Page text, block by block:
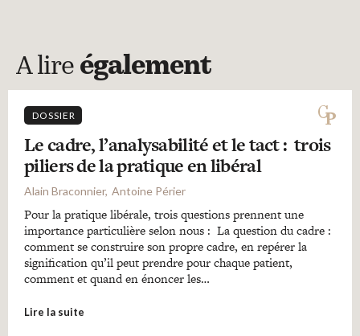
A lire également
DOSSIER
Le cadre, l’analysabilité et le tact : trois
piliers de la pratique en libéral
Alain Braconnier Antoine Périer
Pour la pratique libérale, trois questions prennent une
importance particulière selon nous : La question du cadre :
comment se construire son propre cadre, en repérer la
signification qu’il peut prendre pour chaque patient,
comment et quand en énoncer les…
Lire la suite